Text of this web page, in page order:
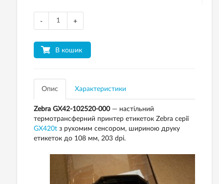
- +
В кошик
Опис Характеристики
Zebra GX42-102520-000— настільний
термотрансферний принтер етикеток Zebra серії
GX420t з рухомим сенсором, шириною друку
етикеток до 108 мм, 203 dpi.